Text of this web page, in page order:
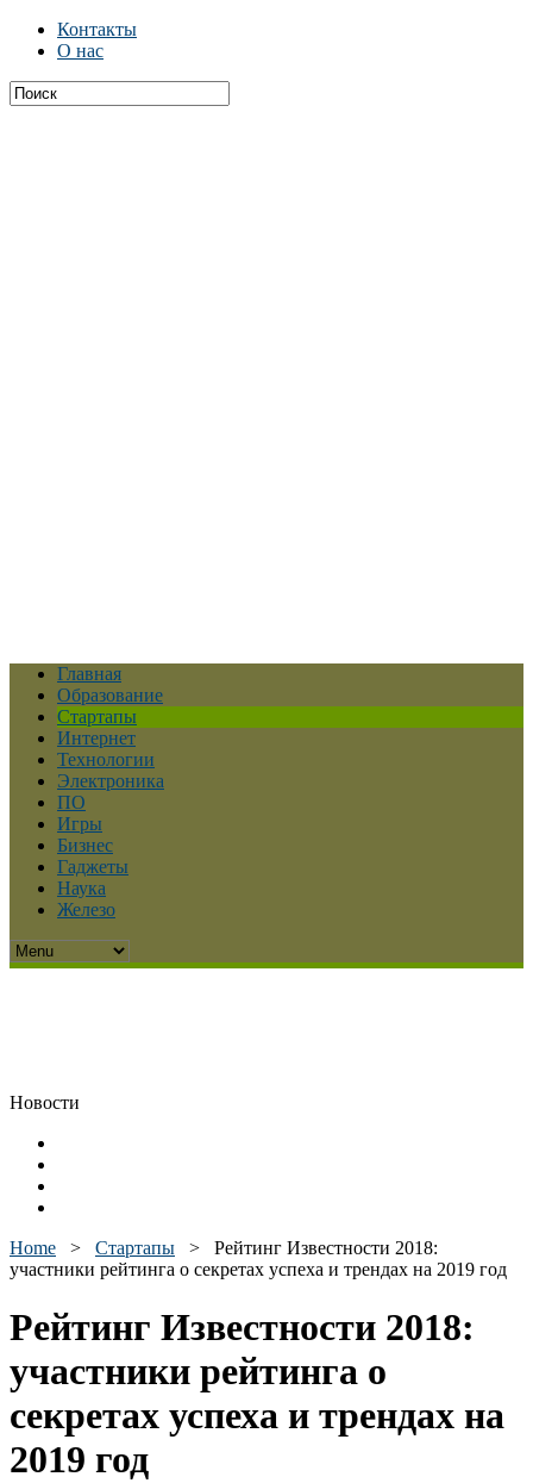
Контакты
О нас
Главная
Образование
Стартапы
Интернет
Технологии
Электроника
ПО
Игры
Бизнес
Гаджеты
Наука
Железо
Новости
Home > Стартапы > Рейтинг Известности 2018:
участники рейтинга о секретах успеха и трендах на 2019 год
Рейтинг Известности 2018:
участники рейтинга о
секретах успеха и трендах на
2019 год